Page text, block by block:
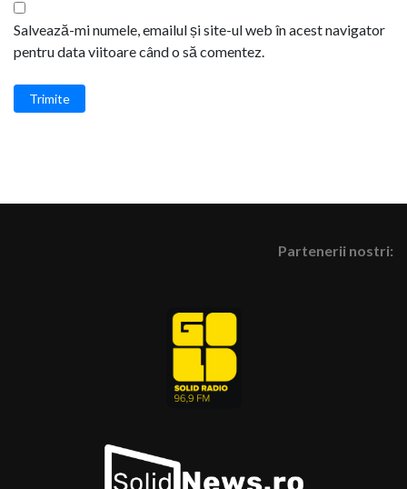
Salvează-mi numele, emailul și site-ul web în acest navigator
pentru data viitoare când o să comentez.
Trimite
Partenerii nostri: